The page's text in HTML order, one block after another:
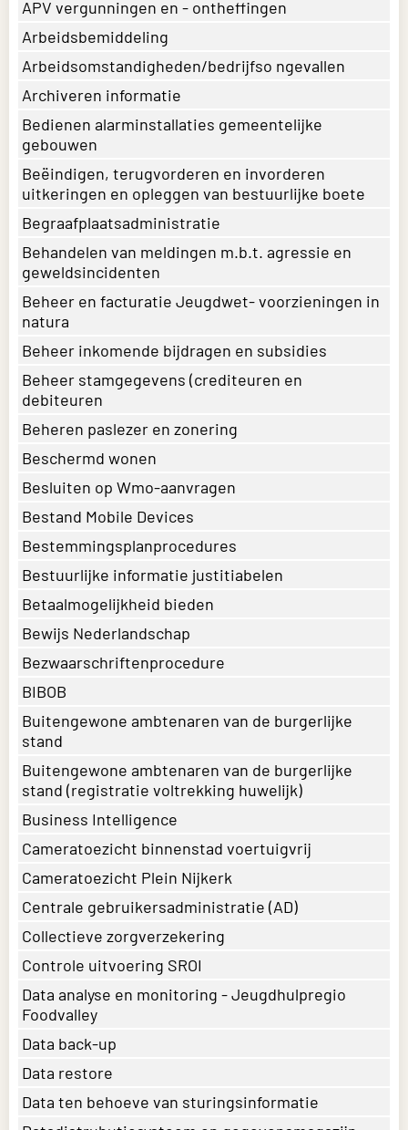
APV vergunningen en - ontheffingen
Arbeidsbemiddeling
Arbeidsomstandigheden/bedrijfso ngevallen
Archiveren informatie
Bedienen alarminstallaties gemeentelijke
gebouwen
Beëindigen, terugvorderen en invorderen
uitkeringen en opleggen van bestuurlijke boete
Begraafplaatsadministratie
Behandelen van meldingen m.b.t. agressie en
geweldsincidenten
Beheer en facturatie Jeugdwet- voorzieningen in
natura
Beheer inkomende bijdragen en subsidies
Beheer stamgegevens (crediteuren en
debiteuren
Beheren paslezer en zonering
Beschermd wonen
Besluiten op Wmo-aanvragen
Bestand Mobile Devices
Bestemmingsplanprocedures
Bestuurlijke informatie justitiabelen
Betaalmogelijkheid bieden
Bewijs Nederlandschap
Bezwaarschriftenprocedure
BIBOB
Buitengewone ambtenaren van de burgerlijke
stand
Buitengewone ambtenaren van de burgerlijke
stand (registratie voltrekking huwelijk)
Business Intelligence
Cameratoezicht binnenstad voertuigvrij
Cameratoezicht Plein Nijkerk
Centrale gebruikersadministratie (AD)
Collectieve zorgverzekering
Controle uitvoering SROI
Data analyse en monitoring - Jeugdhulpregio
Foodvalley
Data back-up
Data restore
Data ten behoeve van sturingsinformatie